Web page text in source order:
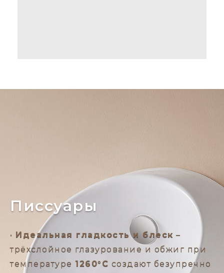
Писсуары
• Идеальная гладкость и блеск –
трёхслойное глазурование и обжиг при
температуре 1260°C создают безупречно